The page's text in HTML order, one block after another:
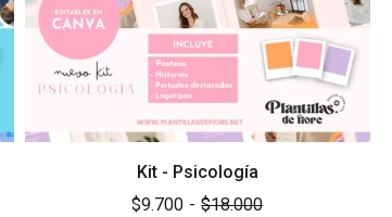
Kit - Psicología
$9.700 - $18.000